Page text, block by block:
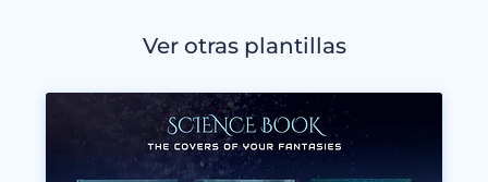
Ver otras plantillas